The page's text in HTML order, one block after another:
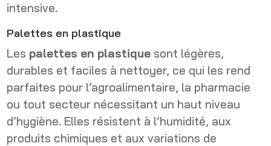
intensive.
Palettes en plastique
Les palettes en plastique sont légères,
durables et faciles à nettoyer, ce qui les rend
parfaites pour l’agroalimentaire, la pharmacie
ou tout secteur nécessitant un haut niveau
d’hygiène. Elles résistent à l’humidité, aux
produits chimiques et aux variations de